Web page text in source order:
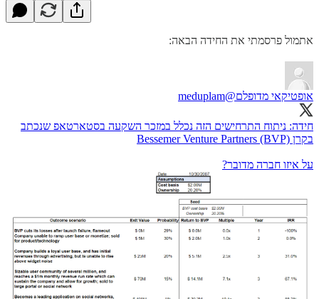
אתמול פרסמתי את החידה הבאה:
אופטיקאי מדופלם@meduplam
חידה: ניתוח התרחישים הזה נכלל במזכר השקעה בסטארטאפ שנכתב
על איזו חברה מדובר?